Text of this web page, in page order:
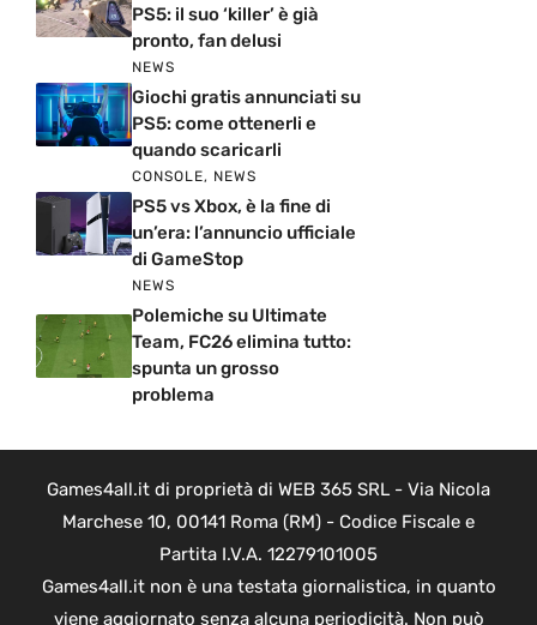
PS5: il suo ‘killer’ è già
pronto, fan delusi
NEWS
Giochi gratis annunciati su
PS5: come ottenerli e
quando scaricarli
CONSOLE, NEWS
PS5 vs Xbox, è la fine di
un’era: l’annuncio ufficiale
di GameStop
NEWS
Polemiche su Ultimate
Team, FC26 elimina tutto:
spunta un grosso
problema
Games4all.it di proprietà di WEB 365 SRL - Via Nicola
Marchese 10, 00141 Roma (RM) - Codice Fiscale e
Partita I.V.A. 12279101005
Games4all.it non è una testata giornalistica, in quanto
viene aggiornato senza alcuna periodicità. Non può